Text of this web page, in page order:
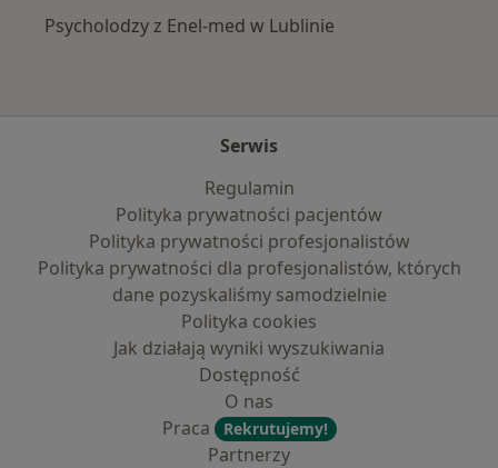
Psycholodzy z Enel-med w Lublinie
Serwis
Regulamin
Polityka prywatności pacjentów
Polityka prywatności profesjonalistów
Polityka prywatności dla profesjonalistów, których
dane pozyskaliśmy samodzielnie
Polityka cookies
Jak działają wyniki wyszukiwania
Dostępność
O nas
Praca
Rekrutujemy!
Partnerzy